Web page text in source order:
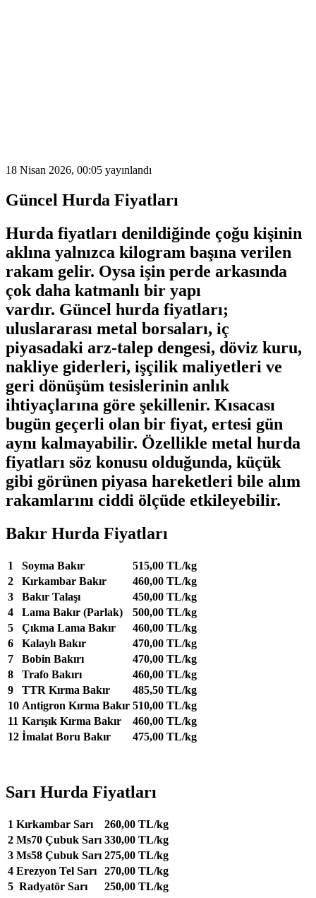
18 Nisan 2026, 00:05 yayınlandı
Güncel Hurda Fiyatları
Hurda fiyatları denildiğinde çoğu kişinin
aklına yalnızca kilogram başına verilen
rakam gelir. Oysa işin perde arkasında
çok daha katmanlı bir yapı
vardır. Güncel hurda fiyatları;
uluslararası metal borsaları, iç
piyasadaki arz-talep dengesi, döviz kuru,
nakliye giderleri, işçilik maliyetleri ve
geri dönüşüm tesislerinin anlık
ihtiyaçlarına göre şekillenir. Kısacası
bugün geçerli olan bir fiyat, ertesi gün
aynı kalmayabilir. Özellikle metal hurda
fiyatları söz konusu olduğunda, küçük
gibi görünen piyasa hareketleri bile alım
rakamlarını ciddi ölçüde etkileyebilir.
Bakır Hurda Fiyatları
1 Soyma Bakır
515,00 TL/kg
2
Kırkambar Bakır
460,00 TL/kg
3
Bakır Talaşı
450,00 TL/kg
4
Lama Bakır (Parlak)
500,00 TL/kg
5
Çıkma Lama Bakır
460,00 TL/kg
6
Kalaylı Bakır
470,00 TL/kg
7
Bobin Bakırı
470,00 TL/kg
8
Trafo Bakırı
460,00 TL/kg
9
TTR Kırma Bakır
485,50 TL/kg
10 Antigron Kırma Bakır 510,00 TL/kg
11 Karışık Kırma Bakır
460,00 TL/kg
12 İmalat Boru Bakır 475,00 TL/kg
Sarı Hurda Fiyatları
1 Kırkambar Sarı
260,00 TL/kg
2 Ms70 Çubuk Sarı 330,00 TL/kg
3 Ms58 Çubuk Sarı 275,00 TL/kg
4 Erezyon Tel Sarı
270,00 TL/kg
5 Radyatör Sarı
250,00 TL/kg